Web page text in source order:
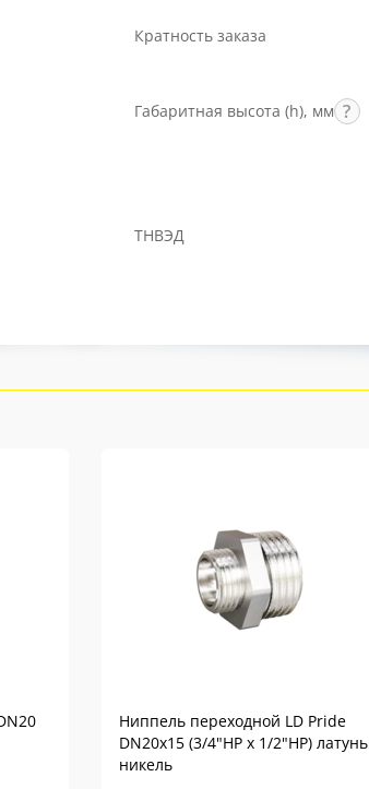
Кратность заказа
Габаритная высота (h), мм
ТНВЭД
Ниппель переходной LD Pride
DN20х15 (3/4"НР х 1/2"НР) латунь
никель